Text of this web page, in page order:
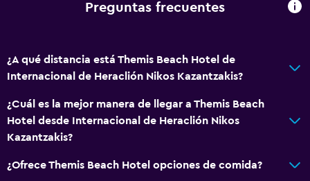
Preguntas frecuentes
¿A qué distancia está Themis Beach Hotel de
Internacional de Heraclión Nikos Kazantzakis?
¿Cuál es la mejor manera de llegar a Themis Beach
Hotel desde Internacional de Heraclión Nikos
Kazantzakis?
¿Ofrece Themis Beach Hotel opciones de comida?